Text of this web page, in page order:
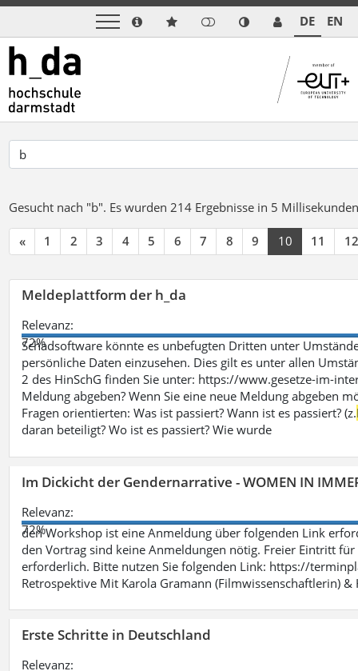
DE EN
Gesucht nach "b". Es wurden 214 Ergebnisse in 5
« 1 2 3 4 5 6 7 8 9 10 11 12
Meldeplattform der h_da
Relevanz:
72%
Schadsoftware könnte es unbefugten Dritten unter
persönliche Daten einzusehen. Dies gilt es unter allen
2 des HinSchG finden Sie unter: https://www.gesetze-im-
Meldung abgeben? Wenn Sie eine neue Meldung abgeben
Fragen orientierten: Was ist passiert? Wann ist es passiert? (z.
daran beteiligt? Wo ist es passiert? Wie wurde
Im Dickicht der Gendernarrative - WOMEN IN
Relevanz:
72%
den Workshop ist eine Anmeldung über folgenden Link
den Vortrag sind keine Anmeldungen nötig. Freier Eintritt
erforderlich. Bitte nutzen Sie folgenden Link: https://
Retrospektive Mit Karola Gramann (Filmwissenschaftlerin) &
Erste Schritte in Deutschland
Relevanz: